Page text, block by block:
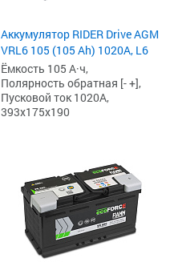
Аккумулятор RIDER Drive AGM
VRL6 105 (105 Ah) 1020А, L6
Ёмкость 105 А·ч,
Полярность обратная [- +],
Пусковой ток 1020А,
393x175x190